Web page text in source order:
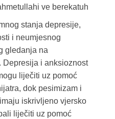
ve berekatuh
stanja depresije,
i neumjesnog
gledanja na
Depresija i anksioznost
liječiti uz pomoć
dok pesimizam i
iskrivljeno vjersko
liječiti uz pomoć